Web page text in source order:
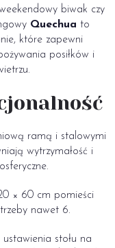
biwak czy
Quechua to
które zapewni
posiłków i
ramą i stalowymi
wytrzymałość i
× 60 cm pomieści
nawet 6.
stołu na